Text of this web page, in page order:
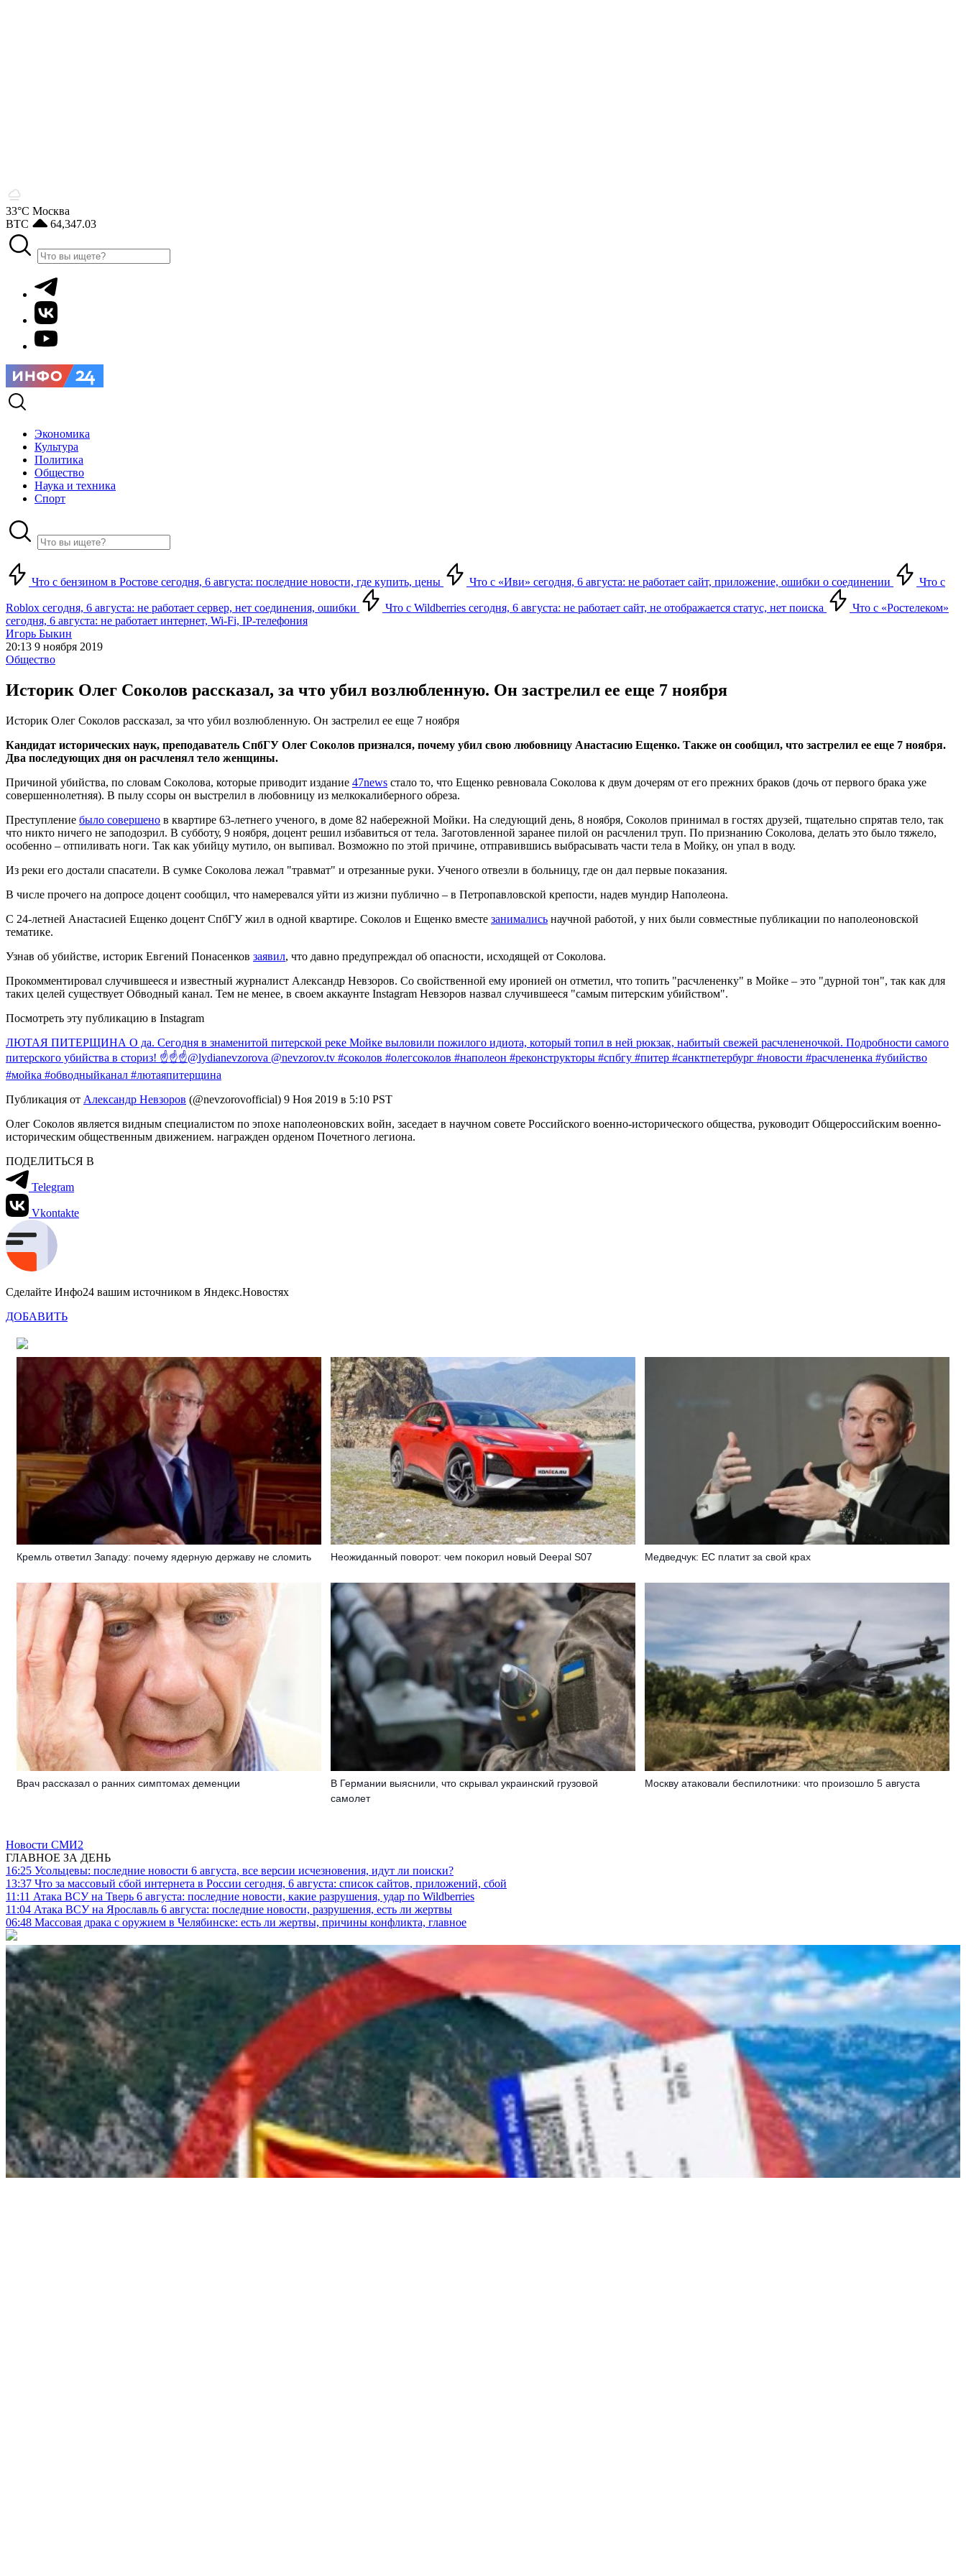
33°С Москва
BTC
64,347.03
Экономика
Культура
Политика
Общество
Наука и техника
Спорт
Что с бензином в Ростове сегодня, 6 августа: последние новости, где купить, цены Что с «Иви» сегодня, 6 августа: не работает сайт, приложение, ошибки о соединении Что с
Roblox сегодня, 6 августа: не работает сервер, нет соединения, ошибки Что с Wildberries сегодня, 6 августа: не работает сайт, не отображается статус, нет поиска
Что с «Ростелеком»
сегодня, 6 августа: не работает интернет, Wi-Fi, IP-телефония
Игорь Быкин
20:13 9 ноября 2019
Общество
Историк Олег Соколов рассказал, за что убил возлюбленную. Он застрелил ее еще 7 ноября
Историк Олег Соколов рассказал, за что убил возлюбленную. Он застрелил ее еще 7 ноября
Кандидат исторических наук, преподаватель СпбГУ Олег Соколов признался, почему убил свою любовницу Анастасию Ещенко. Также он сообщил, что застрелил ее еще 7 ноября.
Два последующих дня он расчленял тело женщины.
Причиной убийства, по словам Соколова, которые приводит издание 47news стало то, что Ещенко ревновала Соколова к двум дочерям от его прежних браков (дочь от первого брака уже
совершеннолетняя). В пылу ссоры он выстрелил в любовницу из мелкокалиберного обреза.
Преступление было совершено в квартире 63-летнего ученого, в доме 82 набережной Мойки. На следующий день, 8 ноября, Соколов принимал в гостях друзей, тщательно спрятав тело, так
что никто ничего не заподозрил. В субботу, 9 ноября, доцент решил избавиться от тела. Заготовленной заранее пилой он расчленил труп. По признанию Соколова, делать это было тяжело,
особенно – отпиливать ноги. Так как убийцу мутило, он выпивал. Возможно по этой причине, отправившись выбрасывать части тела в Мойку, он упал в воду.
Из реки его достали спасатели. В сумке Соколова лежал "травмат" и отрезанные руки. Ученого отвезли в больницу, где он дал первые показания.
В числе прочего на допросе доцент сообщил, что намеревался уйти из жизни публично – в Петропавловской крепости, надев мундир Наполеона.
С 24-летней Анастасией Ещенко доцент СпбГУ жил в одной квартире. Соколов и Ещенко вместе занимались научной работой, у них были совместные публикации по наполеоновской
тематике.
Узнав об убийстве, историк Евгений Понасенков заявил, что давно предупреждал об опасности, исходящей от Соколова.
Прокомментировал случившееся и известный журналист Александр Невзоров. Со свойственной ему иронией он отметил, что топить "расчлененку" в Мойке – это "дурной тон", так как для
таких целей существует Обводный канал. Тем не менее, в своем аккаунте Instagram Невзоров назвал случившееся "самым питерским убийством".
Посмотреть эту публикацию в Instagram
ЛЮТАЯ ПИТЕРЩИНА О да. Сегодня в знаменитой питерской реке Мойке выловили пожилого идиота, который топил в ней рюкзак, набитый свежей расчлененочкой. Подробности самого
питерского убийства в сториз! ☝️☝️☝️@lydianevzorova @nevzorov.tv #соколов #олегсоколов #наполеон #реконструкторы #спбгу #питер #санктпетербург #новости #расчлененка #убийство
#мойка #обводныйканал #лютаяпитерщина
Публикация от Александр Невзоров (@nevzorovofficial) 9 Ноя 2019 в 5:10 PST
Олег Соколов является видным специалистом по эпохе наполеоновских войн, заседает в научном совете Российского военно-исторического общества, руководит Общероссийским военно-
историческим общественным движением. награжден орденом Почетного легиона.
ПОДЕЛИТЬСЯ В
Telegram
Vkontakte
Сделайте Инфо24 вашим источником в Яндекс.Новостях
ДОБАВИТЬ
Кремль ответил Западу: почему ядерную державу не сломить Неожиданный поворот: чем покорил новый Deepal S07 Медведчук: ЕС платит за свой крах
Врач рассказал о ранних симптомах деменции
В Германии выяснили, что скрывал украинский грузовой
самолет
Москву атаковали беспилотники: что произошло 5 августа
Новости СМИ2
ГЛАВНОЕ ЗА ДЕНЬ
16:25 Усольцевы: последние новости 6 августа, все версии исчезновения, идут ли поиски?
13:37 Что за массовый сбой интернета в России сегодня, 6 августа: список сайтов, приложений, сбой
11:11 Атака ВСУ на Тверь 6 августа: последние новости, какие разрушения, удар по Wildberries
11:04 Атака ВСУ на Ярославль 6 августа: последние новости, разрушения, есть ли жертвы
06:48 Массовая драка с оружием в Челябинске: есть ли жертвы, причины конфликта, главное